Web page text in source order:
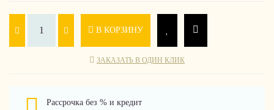
В КОРЗИНУ
ЗАКАЗАТЬ В ОДИН КЛИК
Рассрочка без % и кредит